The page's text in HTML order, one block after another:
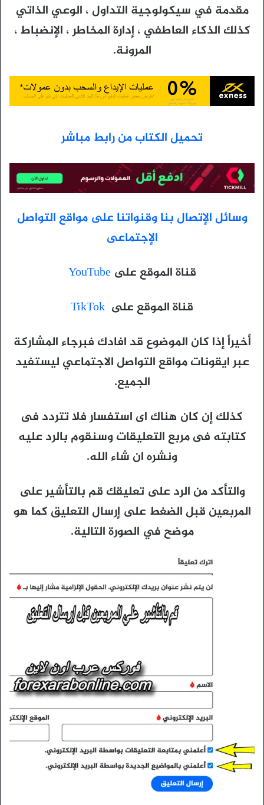
مقدمة في سيكولوجية التداول ، الوعي الذاتي
كذلك الذكاء العاطفي ، إدارة المخاطر ، الإنضباط ،
المرونة.
تحميل الكتاب من رابط مباشر
وسائل الإتصال بنا وقنواتنا على مواقع التواصل
الإجتماعى
قناة الموقع علىYouTube
قناة الموقع على TikTok
أخيراً إذا كان الموضوع قد افادك فبرجاء المشاركة
عبر ايقونات مواقع التواصل الاجتماعي ليستفيد
الجميع.
كذلك إن كان هناك اى استفسار فلا تتردد فى
كتابته فى مربع التعليقات وسنقوم بالرد عليه
ونشره ان شاء الله.
والتأكد من الرد على تعليقك قم بالتأشير على
المربعين قبل الضغط على إرسال التعليق كما هو
موضح في الصورة التالية.